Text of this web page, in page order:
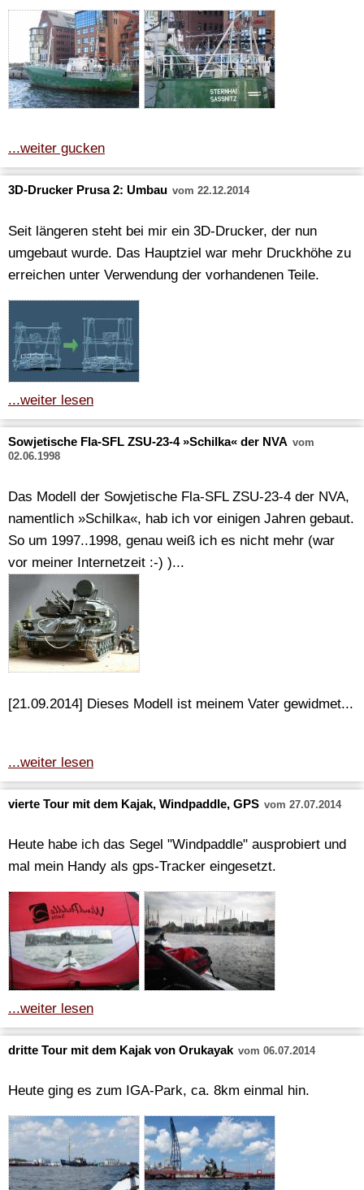
...weiter gucken
3D-Drucker Prusa 2: Umbau vom 22.12.2014
Seit längeren steht bei mir ein 3D-Drucker, der nun
umgebaut wurde. Das Hauptziel war mehr Druckhöhe zu
erreichen unter Verwendung der vorhandenen Teile.
...weiter lesen
Sowjetische Fla-SFL ZSU-23-4 »Schilka« der NVA vom
02.06.1998
Das Modell der Sowjetische Fla-SFL ZSU-23-4 der NVA,
namentlich »Schilka«, hab ich vor einigen Jahren gebaut.
So um 1997..1998, genau weiß ich es nicht mehr (war
vor meiner Internetzeit :-) )...
[21.09.2014] Dieses Modell ist meinem Vater gewidmet...
...weiter lesen
vierte Tour mit dem Kajak, Windpaddle, GPS vom 27.07.2014
Heute habe ich das Segel "Windpaddle" ausprobiert und
mal mein Handy als gps-Tracker eingesetzt.
...weiter lesen
dritte Tour mit dem Kajak von Orukayak vom 06.07.2014
Heute ging es zum IGA-Park, ca. 8km einmal hin.